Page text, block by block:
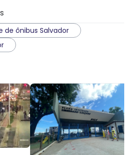
de ônibus Salvador